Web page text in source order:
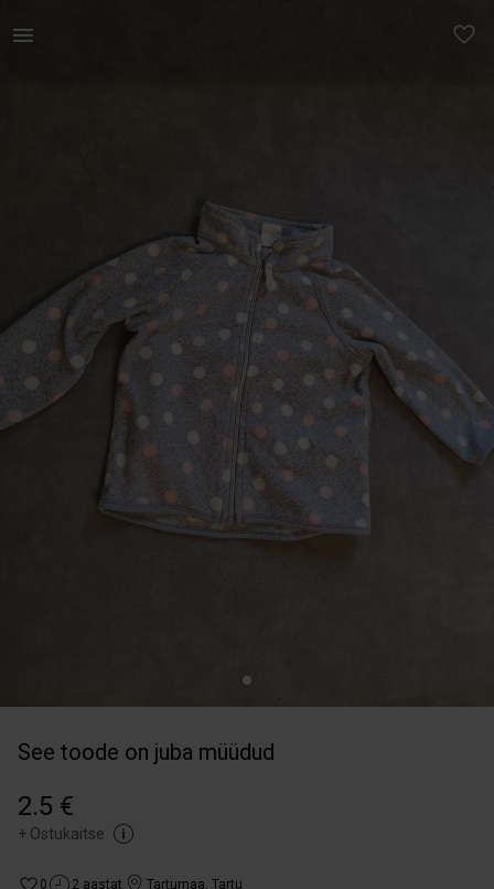
See toode on juba müüdud
2.5 €
+ Ostukaitse
0 2 aastat Tartumaa, Tartu